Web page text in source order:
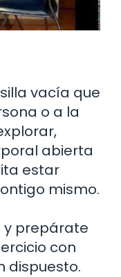
vacía que
o a la
abierta
estar
mismo.
y prepárate
con
dispuesto.